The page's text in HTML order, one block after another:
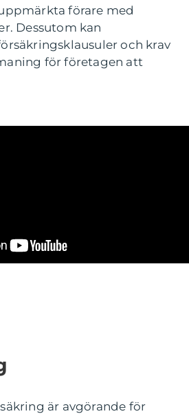
förare med
Dessutom kan
och krav
för företagen att
är avgörande för